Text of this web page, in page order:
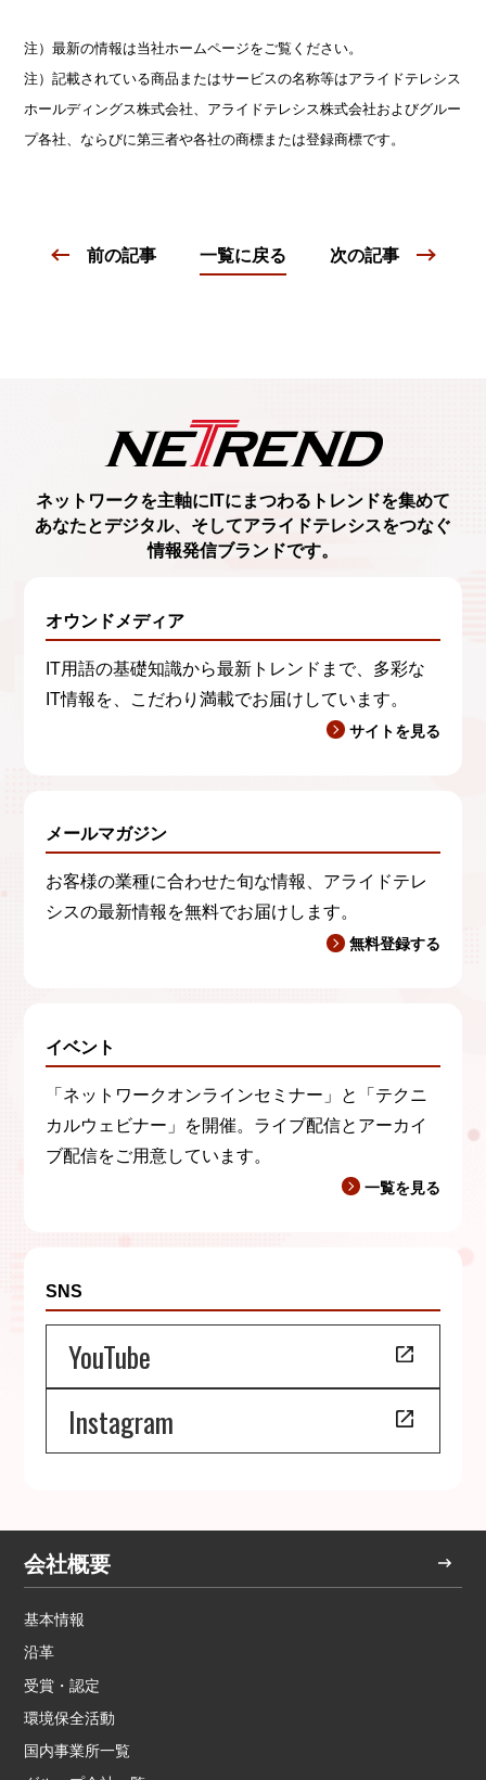
注）最新の情報は当社ホームページをご覧ください。
注）記載されている商品またはサービスの名称等はアライドテレシス
ホールディングス株式会社、アライドテレシス株式会社およびグルー
プ各社、ならびに第三者や各社の商標または登録商標です。
前の記事 一覧に戻る 次の記事
ネットワークを主軸に ITにまつわるトレンドを集めて
あなたとデジタル、 そしてアライドテレシスをつなぐ
情報発信ブランドです。
オウンドメディア
IT用語の基礎知識から最新トレンドまで、多彩な
IT情報を、こだわり満載でお届けしています。
サイトを見る
メールマガジン
お客様の業種に合わせた旬な情報、アライドテレ
シスの最新情報を無料でお届けします。
無料登録する
イベント
「ネットワークオンラインセミナー」と「テクニ
カルウェビナー」を開催。ライブ配信とアーカイ
ブ配信をご用意しています。
一覧を見る
SNS
YouTube
Instagram
会社概要
基本情報
沿革
受賞・認定
環境保全活動
国内事業所一覧